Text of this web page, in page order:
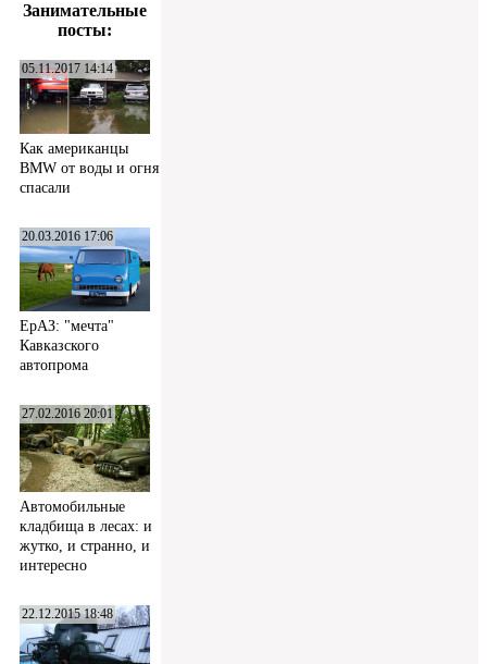
Занимательные
посты:
05.11.2017 14:14
Как американцы
BMW от воды и огня
спасали
20.03.2016 17:06
ЕрАЗ: "мечта"
Кавказского
автопрома
27.02.2016 20:01
Автомобильные
кладбища в лесах: и
жутко, и странно, и
интересно
22.12.2015 18:48